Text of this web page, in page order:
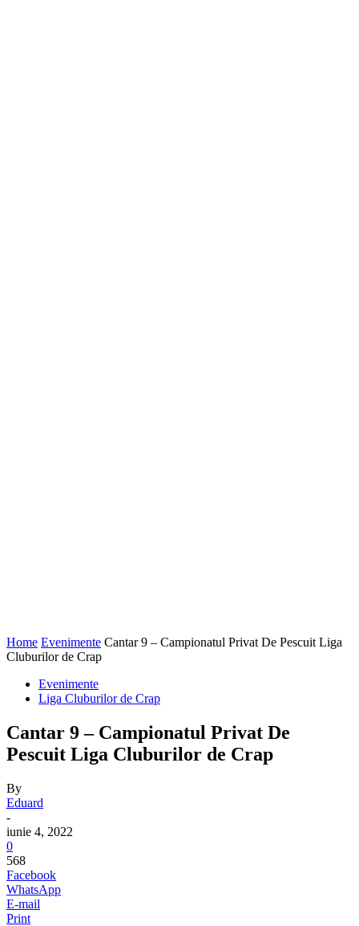
Home Evenimente Cantar 9 – Campionatul Privat De Pescuit Liga
Cluburilor de Crap
Evenimente
Liga Cluburilor de Crap
Cantar 9 – Campionatul Privat De
Pescuit Liga Cluburilor de Crap
By
Eduard
-
iunie 4, 2022
0
568
Facebook
WhatsApp
E-mail
Print